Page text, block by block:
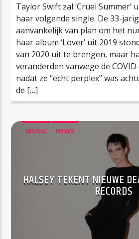
Taylor Swift zal ‘Cruel Summer’
haar volgende single. De 33-
aanvankelijk van plan om het
haar album ‘Lover’ uit 2019
van 2020 uit te brengen, maar
veranderden vanwege de
nadat ze “echt perplex” was
de […]
MUSIC NEWS
HALSEY TEKENT NIEUWE
RECORDS